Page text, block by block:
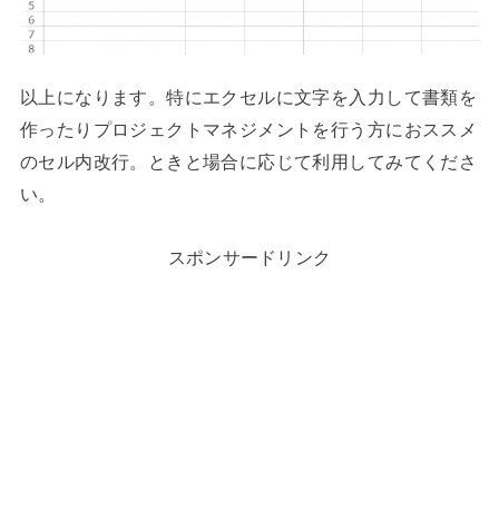
以上になります。特にエクセルに文字を入力して書類を
作ったりプロジェクトマネジメントを行う方におススメ
のセル内改行。ときと場合に応じて利用してみてくださ
い。
スポンサードリンク